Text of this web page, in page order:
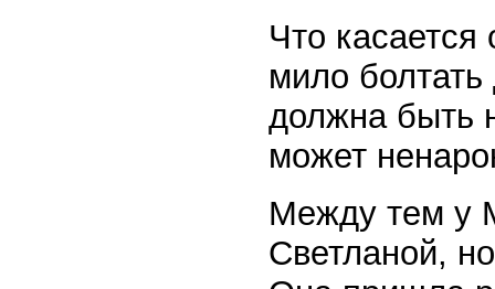
Что
мило
должна быть
может
Между тем у
Светланой,